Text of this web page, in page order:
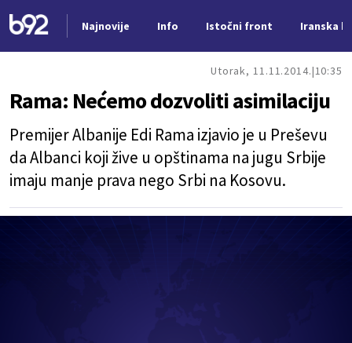
Najnovije Info Istočni front Iranska
Utorak, 11.11.2014. 10:35
Rama: Nećemo dozvoliti asimilaciju
Premijer Albanije Edi Rama izjavio je u Preševu
da Albanci koji žive u opštinama na jugu Srbije
imaju manje prava nego Srbi na Kosovu.